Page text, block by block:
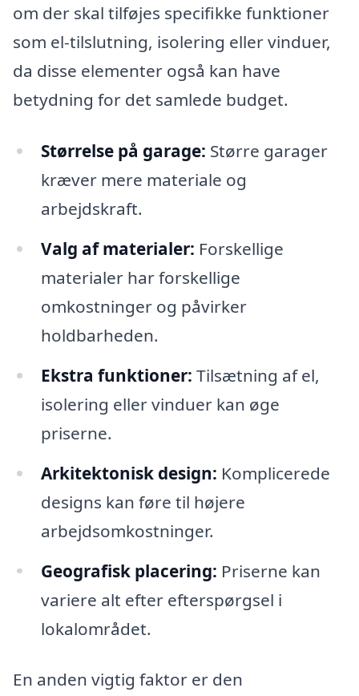
om der skal tilføjes specifikke funktioner
som el-tilslutning, isolering eller vinduer,
da disse elementer også kan have
betydning for det samlede budget.
Størrelse på garage: Større garager
kræver mere materiale og
arbejdskraft.
Valg af materialer: Forskellige
materialer har forskellige
omkostninger og påvirker
holdbarheden.
Ekstra funktioner: Tilsætning af el,
isolering eller vinduer kan øge
priserne.
Arkitektonisk design: Komplicerede
designs kan føre til højere
arbejdsomkostninger.
Geografisk placering: Priserne kan
variere alt efter efterspørgsel i
lokalområdet.
En anden vigtig faktor er den